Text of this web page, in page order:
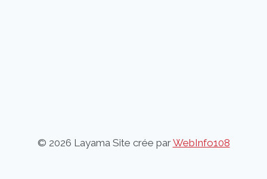
© 2026 Layama Site crée parWebInfo108